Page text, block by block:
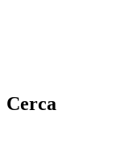
Cerca